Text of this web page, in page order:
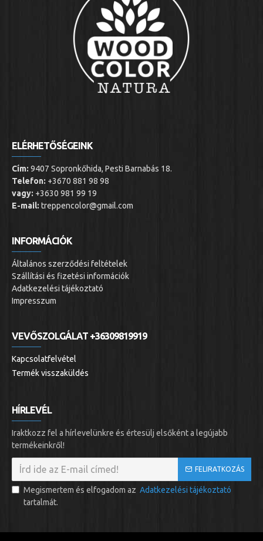
ELÉRHETŐSÉGEINK
Cím: 9407 Sopronkőhida, Pesti Barnabás 18.
Telefon: +3670 881 98 98
vagy: +3630 981 99 19
E-mail: treppencolor@gmail.com
INFORMÁCIÓK
Általános szerződési feltételek
Szállítási és fizetési információk
Adatkezelési tájékoztató
Impresszum
VEVŐSZOLGÁLAT +36309819919
Kapcsolatfelvétel
Termék visszaküldés
HÍRLEVÉL
Iraktkozz fel a hírlevelünkre és értesülj elsőként a legújabb
termékeinkről!
FELIRATKOZÁS
Megismertem és elfogadom az Adatkezelési tájékoztató
tartalmát.